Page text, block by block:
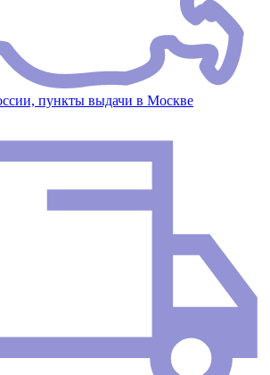
пункты выдачи в Москве